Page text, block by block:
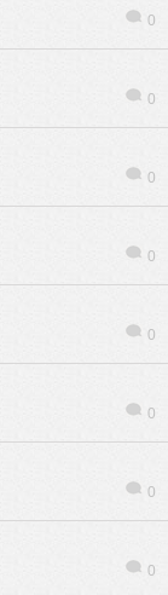
0
0
0
0
0
0
0
0